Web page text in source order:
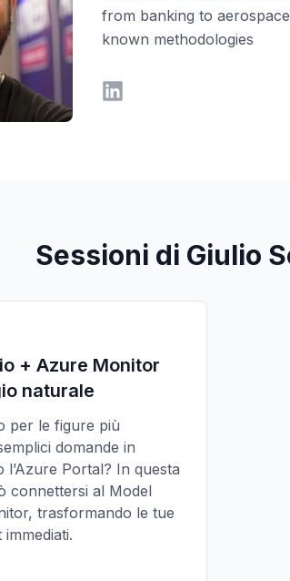
from banking to
known methodologies
Sessioni di Giulio
+ Azure Monitor
naturale
per le figure più
domande in
Portal? In questa
connettersi al Model
trasformando le tue